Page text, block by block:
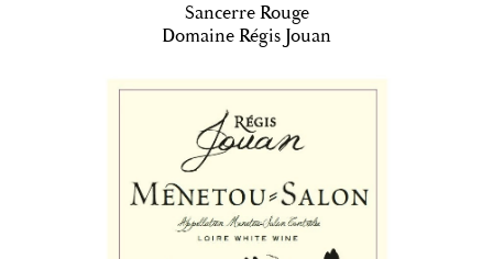
Sancerre Rouge
Domaine Régis Jouan